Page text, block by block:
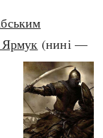
Ярмук (нині —